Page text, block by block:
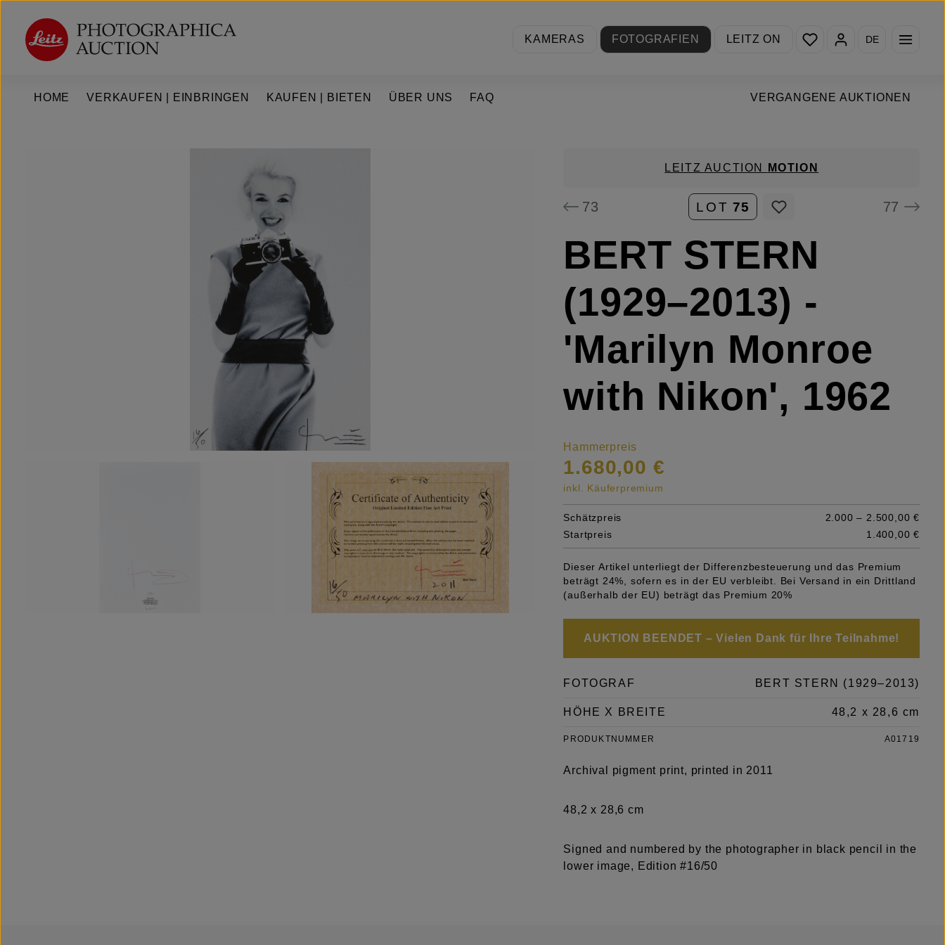
Hauptinhalt springen
Zur Hauptnavigation springen
KAMERAS
FOTOGRAFIEN LEITZ ON
Du hast 0 Produkte auf
DE
HOME VERGANGENE AUKTIONEN
VERKAUFEN | EINBRINGEN KAUFEN | BIETEN ÜBER UNS FAQ
LEITZ AUCTION
MOTION
73 LOT 75 77
BERT STERN
(1929–2013) -
'Marilyn Monroe
with Nikon', 1962
Hammerpreis
1.680,00 €
inkl. Käuferpremium
Schätzpreis
2.000 – 2.500,00 €
Startpreis
1.400,00 €
Dieser Artikel unterliegt der Differenzbesteuerung und das Premium
beträgt 24%, sofern es in der EU verbleibt. Bei Versand in ein Drittland
(außerhalb der EU) beträgt das Premium 20%
AUKTION BEENDET – Vielen Dank für Ihre Teilnahme!
FOTOGRAF BERT STERN (1929–2013)
HÖHE X BREITE 48,2 x 28,6 cm
PRODUKTNUMMER A01719
Archival pigment print, printed in 2011
48,2 x 28,6 cm
Signed and numbered by the photographer in black pencil in the
lower image, Edition #16/50